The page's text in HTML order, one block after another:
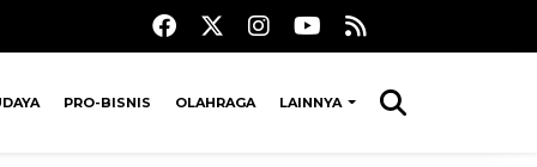
PRO-BISNIS OLAHRAGA LAINNYA